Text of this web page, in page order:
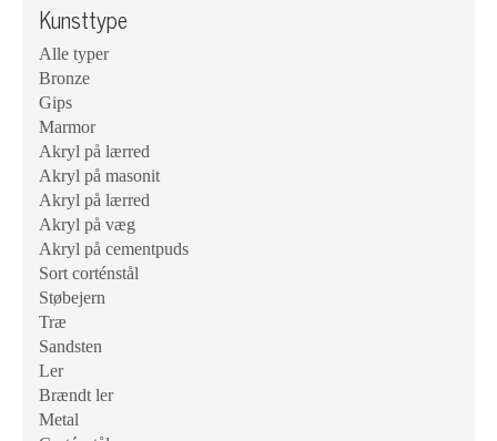
Kunsttype
Alle typer
Bronze
Gips
Marmor
Akryl på lærred
Akryl på masonit
Akryl på lærred
Akryl på væg
Akryl på cementpuds
Sort corténstål
Støbejern
Træ
Sandsten
Ler
Brændt ler
Metal